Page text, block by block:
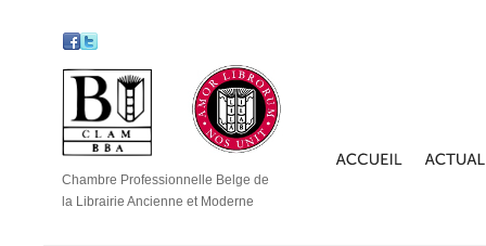
Chambre Professionnelle Belge de
la Librairie Ancienne et Moderne